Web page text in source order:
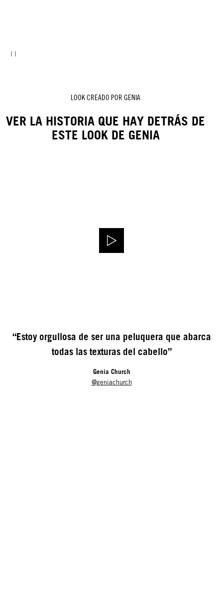
LOOK CREADO POR GENIA
VER LA HISTORIA QUE HAY DETRÁS DE
ESTE LOOK DE GENIA
“Estoy orgullosa de ser una peluquera que abarca
todas las texturas del cabello”
Genia Church
@geniachurch